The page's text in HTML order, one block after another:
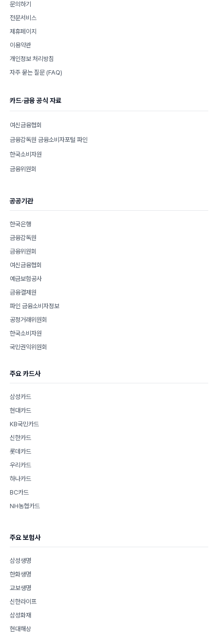
문의하기
전문서비스
제휴페이지
이용약관
개인정보 처리방침
자주 묻는 질문 (FAQ)
카드·금융 공식 자료
여신금융협회
금융감독원 금융소비자포털 파인
한국소비자원
금융위원회
공공기관
한국은행
금융감독원
금융위원회
여신금융협회
예금보험공사
금융결제원
파인 금융소비자정보
공정거래위원회
한국소비자원
국민권익위원회
주요 카드사
삼성카드
현대카드
KB국민카드
신한카드
롯데카드
우리카드
하나카드
BC카드
NH농협카드
주요 보험사
삼성생명
한화생명
교보생명
신한라이프
삼성화재
현대해상